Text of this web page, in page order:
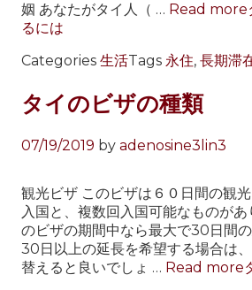
姻 あなたがタイ人（ … Read more
るには
Categories 生活Tags 永住, 長期滞
タイのビザの種類
07/19/2019 by adenosine3lin3
観光ビザ このビザは６０日間の観
入国と、複数回入国可能なものがあ
のビザの期間中なら最大で30日間の
30日以上の延長を希望する場合は
替えると良いでしょ … Read more